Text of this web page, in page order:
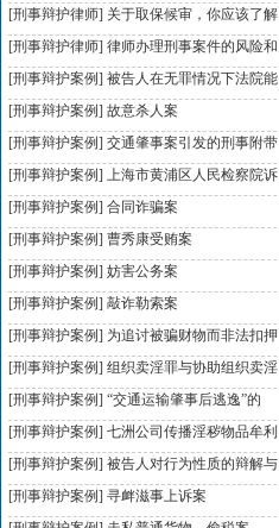
[刑事辩护律师] 关于取保候审，你应该了解
[刑事辩护律师] 律师办理刑事案件的风险和
[刑事辩护案例] 被告人在无罪情况下法院能
[刑事辩护案例] 故意杀人案
[刑事辩护案例] 交通肇事案引发的刑事附带
[刑事辩护案例] 上海市黄浦区人民检察院诉
[刑事辩护案例] 合同诈骗案
[刑事辩护案例] 曹秀康受贿案
[刑事辩护案例] 妨害公务案
[刑事辩护案例] 敲诈勒索案
[刑事辩护案例] 为追讨被骗财物而非法扣押
[刑事辩护案例] 组织卖淫罪与协助组织卖淫
[刑事辩护案例] “交通运输肇事后逃逸”的
[刑事辩护案例] 七洲公司传播淫秽物品牟利
[刑事辩护案例] 被告人对行为性质的辩解与
[刑事辩护案例] 寻衅滋事上诉案